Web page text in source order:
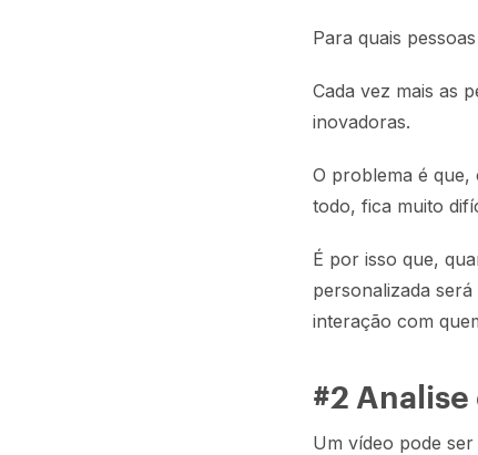
Para quais
Cada vez mais as
inovadoras.
O problema é
todo, fica muito
É por isso que,
personalizada
interação com
#2
Um vídeo pode